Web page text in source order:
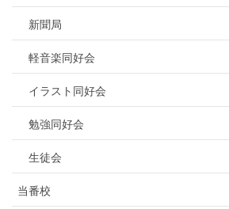
新聞局
軽音楽同好会
イラスト同好会
勉強同好会
生徒会
当番校